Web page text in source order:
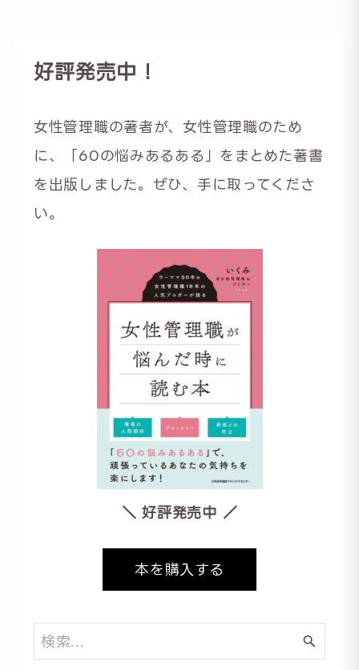
好評発売中！
女性管理職の著者が、女性管理職のため
に、「60の悩みあるある」をまとめた著書
を出版しました。ぜひ、手に取ってくださ
い。
＼ 好評発売中 ／
本を購入する